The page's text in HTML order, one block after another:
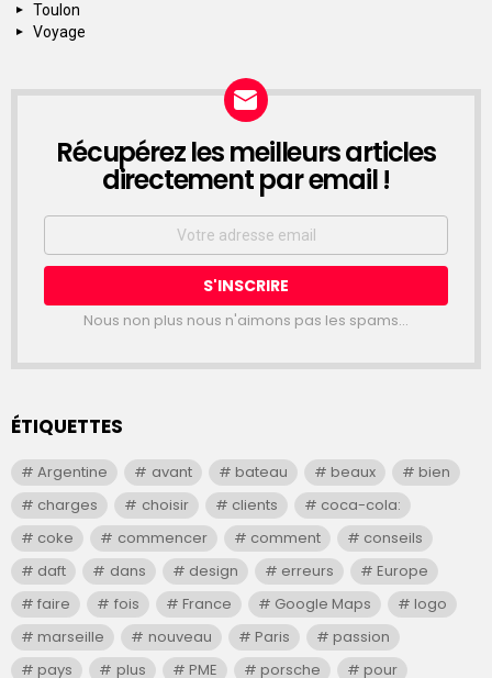
Toulon
Voyage
NEWSLETTER
Récupérez les meilleurs articles
directement par email !
Email
Nous non plus nous n'aimons pas les spams...
ÉTIQUETTES
Argentine avant bateau beaux
bien
charges
choisir clients
coca-cola:
coke
commencer comment
conseils
daft
dans design erreurs
Europe
faire
fois France Google Maps
logo
marseille
nouveau Paris
passion
pays
plus PME porsche pour